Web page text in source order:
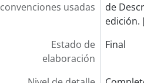
convenciones usadas
de
edición.
Estado de
elaboración
Final